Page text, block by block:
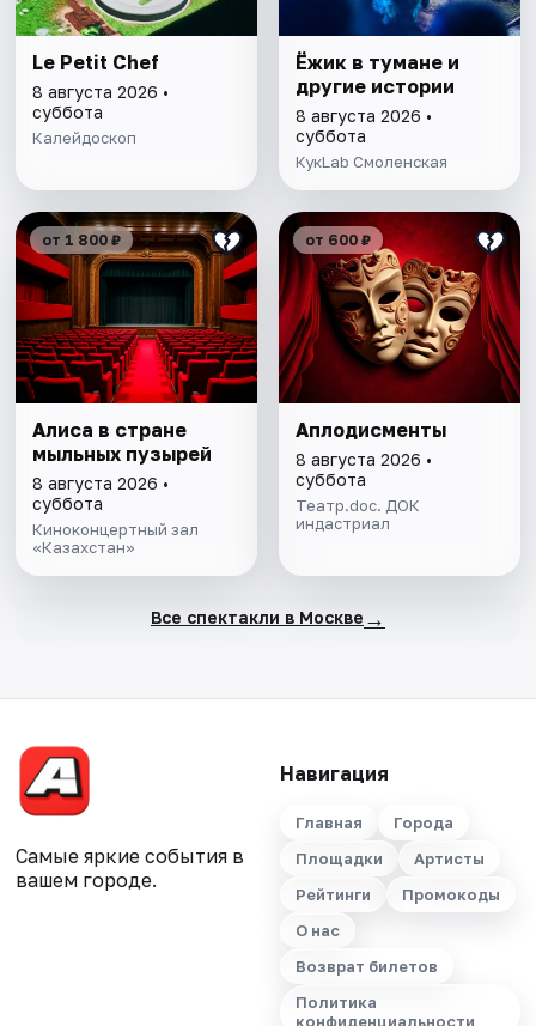
Le Petit Chef
8 августа 2026 •
суббота
Калейдоскоп
Ёжик в тумане и
другие истории
8 августа 2026 •
суббота
КукLab Смоленская
от 1 800 ₽
Алиса в стране
мыльных пузырей
8 августа 2026 •
суббота
Киноконцертный зал
«Казахстан»
от 600 ₽
Аплодисменты
8 августа 2026 •
суббота
Театр.doc. ДОК
индастриал
Все спектакли в Москве →
Самые яркие события в
вашем городе.
Навигация
Главная
Города
Площадки
Артисты
Рейтинги
Промокоды
О нас
Возврат билетов
Политика
конфиденциальности